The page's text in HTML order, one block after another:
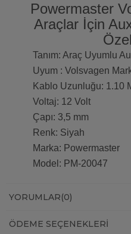
Powermaster
Araçlar İçin
Tanım: Araç Uyumlu
Uyum : Volsvagen
Kablo Uzunluğu: 1.10
Voltaj: 12 Volt
Çapı: 3,5 mm
Renk: Siyah
Marka: Powermaster
Model: PM-20047
YORUMLAR(0)
ÖDEME SEÇENEKLERI